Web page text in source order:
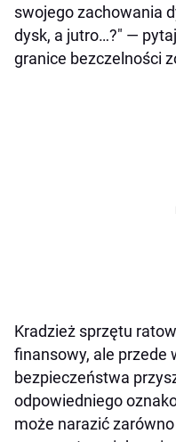
swojego zachowania
dysk, a jutro…?" —
granice bezczelności
Kradzież sprzętu
finansowy, ale przede
bezpieczeństwa
odpowiedniego
może narazić